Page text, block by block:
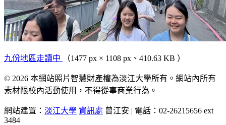
九份地區走讀中 （1477 px × 1108 px、410.63 KB ）
© 2026 本網站照片智慧財產權為淡江大學所有。網站內所有
素材限校內活動使用，不得從事商業行為。
網站建置： 淡江大學 資訊處 曾江安 | 電話：02-26215656 ext
3484